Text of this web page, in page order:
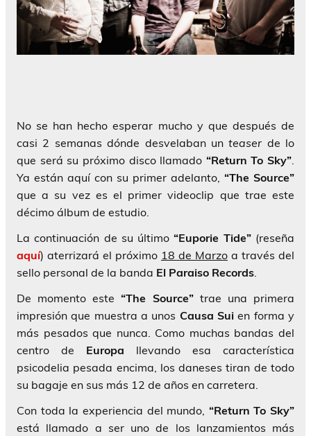
No se han hecho esperar mucho y que después de
casi 2 semanas dónde desvelaban unteaser de lo
que será su próximo disco llamado “Return To Sky”.
Ya están aquí con su primer adelanto, “The Source”
que a su vez es el primer videoclip que trae este
décimo álbum de estudio.
La continuación de su último“Euporie Tide”(reseña
aquí) aterrizará el próximo 18 de Marzo a través del
sello personal de la banda El Paraiso Records.
De momento este“The Source”trae una primera
impresión que muestra a unos Causa Sui en forma y
más pesados que nunca. Como muchas bandas del
centro de Europa llevando esa característica
psicodelia pesada encima, los daneses tiran de todo
su bagaje en sus más 12 de años en carretera.
Con toda la experiencia del mundo, “Return To Sky”
está llamado a ser uno de los lanzamientos más